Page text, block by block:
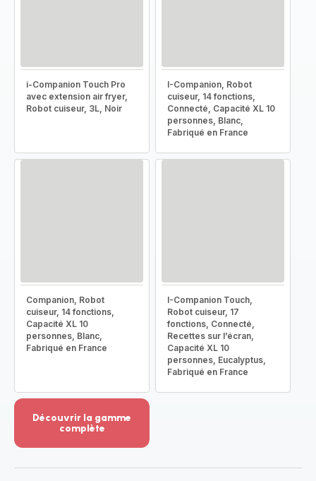
i-Companion Touch Pro
avec extension air fryer,
Robot cuiseur, 3L, Noir
I-Companion, Robot
cuiseur, 14 fonctions,
Connecté, Capacité XL 10
personnes, Blanc,
Fabriqué en France
Companion, Robot
cuiseur, 14 fonctions,
Capacité XL 10
personnes, Blanc,
Fabriqué en France
I-Companion Touch,
Robot cuiseur, 17
fonctions, Connecté,
Recettes sur l’écran,
Capacité XL 10
personnes, Eucalyptus,
Fabriqué en France
Découvrir la gamme
complète
-